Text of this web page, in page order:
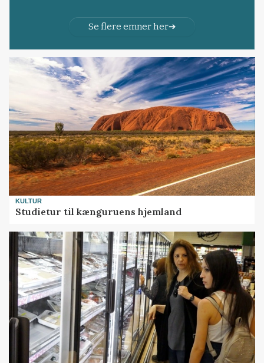
Se flere emner her
KULTUR
Studietur til kænguruens hjemland